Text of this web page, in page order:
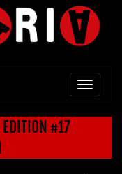
EDITION #17